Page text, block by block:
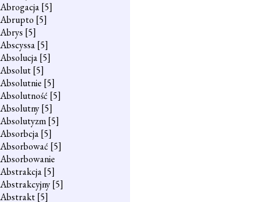
Abrogacja[5]
Abrupto [5]
Abrys [5]
Abscyssa[5]
Absolucja[5]
Absolut[5]
Absolutnie [5]
Absolutność [5]
Absolutny[5]
Absolutyzm[5]
Absorbcja[5]
Absorbować [5]
Absorbowanie
Abstrakcja[5]
Abstrakcyjny[5]
Abstrakt[5]